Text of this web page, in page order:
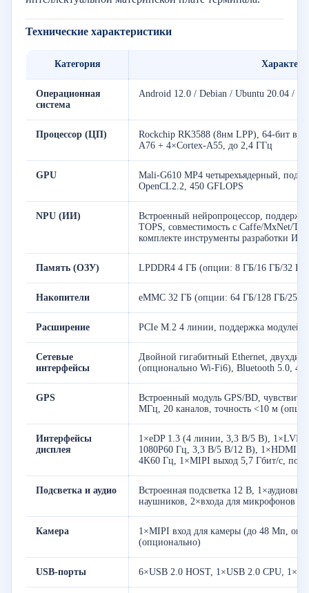
Технические характеристики
Категория
Операционная
система
Android 12.0 / Debian / Ubuntu 20.04 /
Процессор (ЦП)
Rockchip RK3588 (8нм LPP), 64-бит
A76 + 4×Cortex-A55, до 2,4 ГГц
GPU
Mali-G610 MP4 четырехъядерный,
OpenCL2.2, 450 GFLOPS
NPU (ИИ)
Встроенный нейропроцессор,
TOPS, совместимость с Caffe/MxNet/
комплекте инструменты разработки ИИ
Память (ОЗУ) LPDDR4 4 ГБ (опции: 8 ГБ/16 ГБ/32 ГБ)
Накопители eMMC 32 ГБ (опции: 64 ГБ/128 ГБ/256
Расширение PCIe M.2 4 линии, поддержка модулей
Сетевые
интерфейсы
Двойной гигабитный Ethernet,
(опционально Wi-Fi6), Bluetooth 5.0,
GPS
Встроенный модуль GPS/BD,
МГц, 20 каналов, точность <10 м
Интерфейсы
дисплея
1×eDP 1.3 (4 линии, 3,3 В/5 В),
1080P60 Гц, 3,3 В/5 В/12 В), 1×HDMI
4K60 Гц, 1×MIPI выход 5,7 Гбит/с,
Подсветка и аудио
Встроенная подсветка 12 В,
наушников, 2×входа для микрофонов
Камера
1×MIPI вход для камеры (до 48 Мп,
(опционально)
USB-порты 6×USB 2.0 HOST, 1×USB 2.0 CPU,